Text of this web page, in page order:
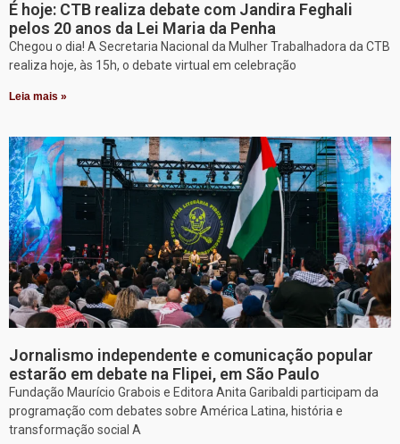
É hoje: CTB realiza debate com Jandira Feghali
pelos 20 anos da Lei Maria da Penha
Chegou o dia! A Secretaria Nacional da Mulher Trabalhadora da CTB
realiza hoje, às 15h, o debate virtual em celebração
Leia mais »
Jornalismo independente e comunicação popular
estarão em debate na Flipei, em São Paulo
Fundação Maurício Grabois e Editora Anita Garibaldi participam da
programação com debates sobre América Latina, história e
transformação social A